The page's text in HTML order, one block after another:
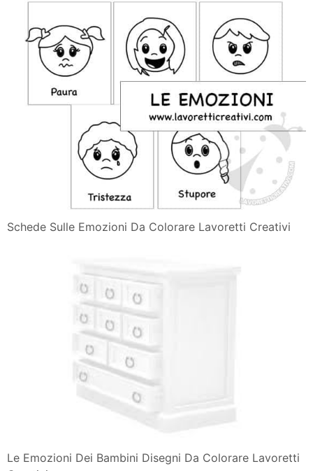
Schede Sulle Emozioni Da Colorare Lavoretti Creativi